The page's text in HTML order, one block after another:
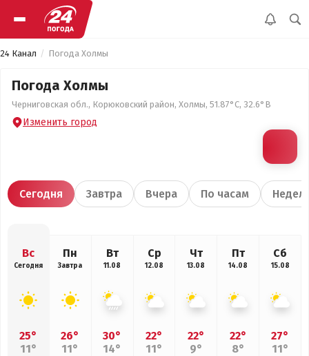
24 Канал Погода Холмы
Погода Холмы
Черниговская обл., Корюковский район, Холмы, 51.87°С, 32.6°В
Изменить город
Сегодня Завтра Вчера По часам
Вс
Сегодня
25°
11°
Пн
Завтра
26°
11°
Вт
11.08
30°
14°
Ср
12.08
22°
11°
Чт
13.08
22°
9°
Пт
14.08
22°
8°
Сб
15.08
27°
11°